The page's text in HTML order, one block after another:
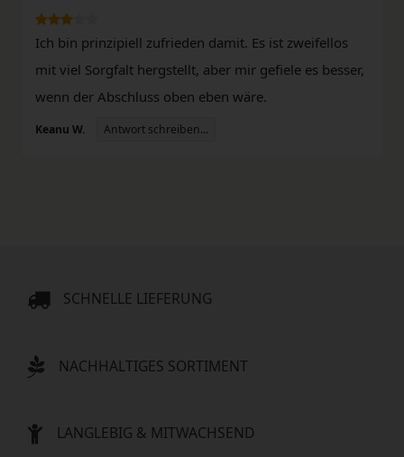
Ich bin prinzipiell zufrieden damit. Es ist zweifellos
mit viel Sorgfalt hergstellt, aber mir gefiele es besser,
wenn der Abschluss oben eben wäre.
Keanu W. Antwort schreiben...
SCHNELLE LIEFERUNG
NACHHALTIGES SORTIMENT
LANGLEBIG & MITWACHSEND